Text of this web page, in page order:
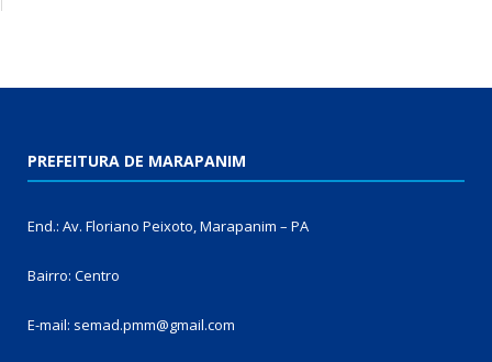
PREFEITURA DE MARAPANIM
End.: Av. Floriano Peixoto, Marapanim – PA
Bairro: Centro
E-mail: semad.pmm@gmail.com